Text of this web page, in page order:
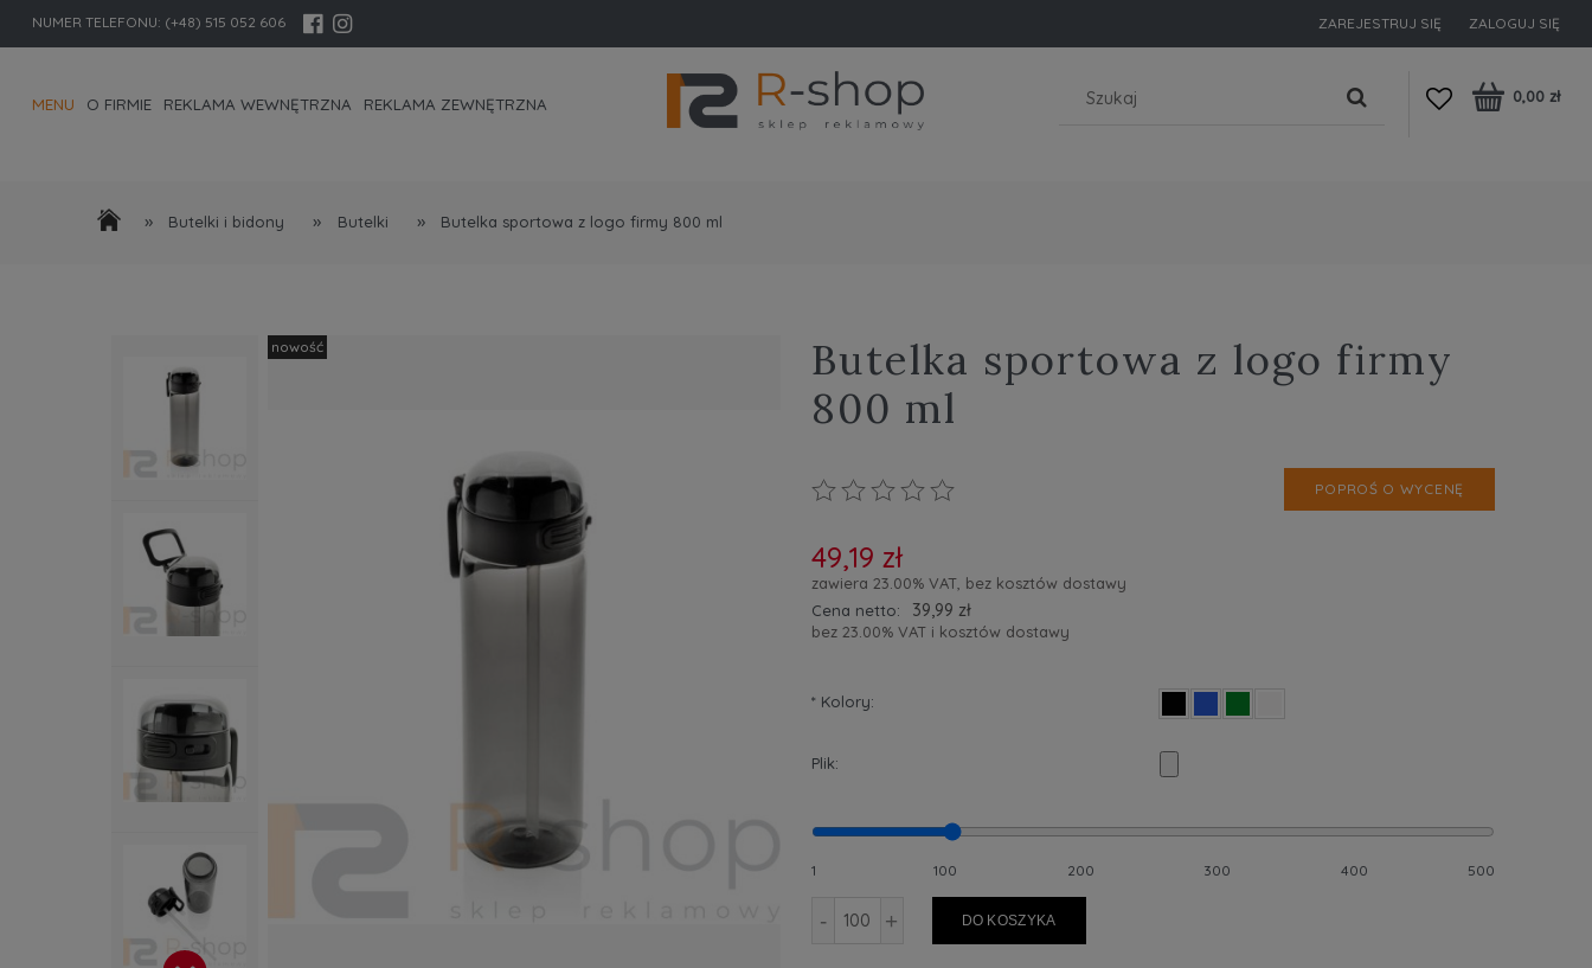
NUMER TELEFONU: (+48) 515 052 606 ZAREJESTRUJ SIĘ ZALOGUJ SIĘ
MENU O FIRMIE REKLAMA WEWNĘTRZNA REKLAMA ZEWNĘTRZNA 0,00 zł
» Butelki i bidony » Butelki » Butelka sportowa z logo firmy 800 ml
nowość
Butelka sportowa z logo firmy
800 ml
POPROŚ O WYCENĘ
49,19 zł
zawiera 23.00% VAT, bez kosztów dostawy
Cena netto:
39,99 zł
bez 23.00% VAT i kosztów dostawy
* Kolory:
Plik:
1 100 200 300 400 500
- + DO KOSZYKA